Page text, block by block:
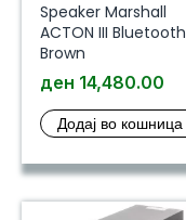
Speaker Marshall
ACTON III Bluetooth
Brown
ден 14,480.00
Додај во кошница